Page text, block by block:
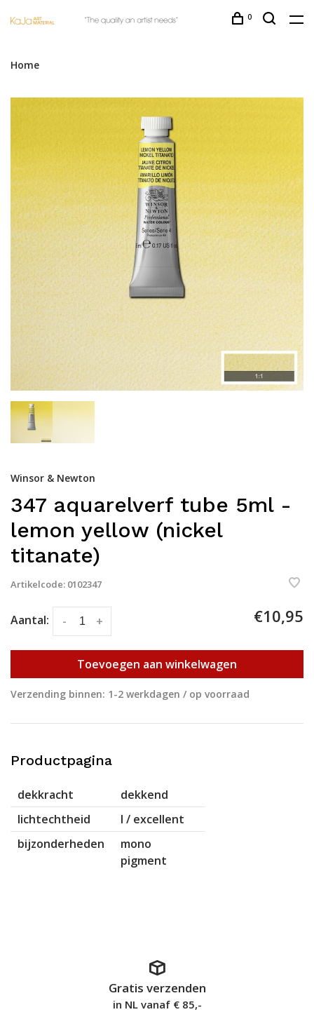
0
Home
Winsor & Newton
347 aquarelverf tube 5ml -
lemon yellow (nickel
titanate)
Artikelcode: 0102347
Aantal: +
- €10,95
Toevoegen aan winkelwagen
Verzending binnen: 1-2 werkdagen / op voorraad
Productpagina
dekkracht
dekkend
lichtechtheid
I / excellent
bijzonderheden
mono
pigment
Gratis verzenden
in NL vanaf € 85,-